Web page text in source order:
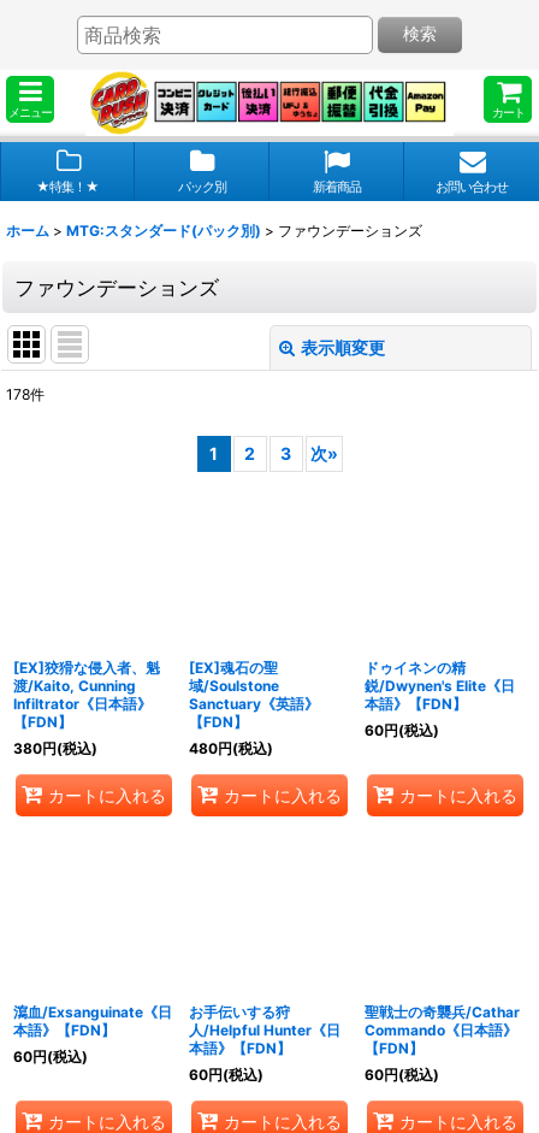
メニュー カート
検索
★特集！★ パック別 新着商品 お問い合わせ
ホーム > MTG:スタンダード(パック別) > ファウンデーションズ
ファウンデーションズ
表示順変更
178件
1 2 3 次»
[EX]狡猾な侵入者、魁
渡/Kaito, Cunning
Infiltrator《日本語》
【FDN】
380円(税込)
カートに入れる
[EX]魂石の聖
域/Soulstone
Sanctuary《英語》
【FDN】
480円(税込)
カートに入れる
ドゥイネンの精
鋭/Dwynen's Elite《日
本語》【FDN】
60円(税込)
カートに入れる
瀉血/Exsanguinate《日
本語》【FDN】
60円(税込)
カートに入れる
お手伝いする狩
人/Helpful Hunter《日
本語》【FDN】
60円(税込)
カートに入れる
聖戦士の奇襲兵/Cathar
Commando《日本語》
【FDN】
60円(税込)
カートに入れる